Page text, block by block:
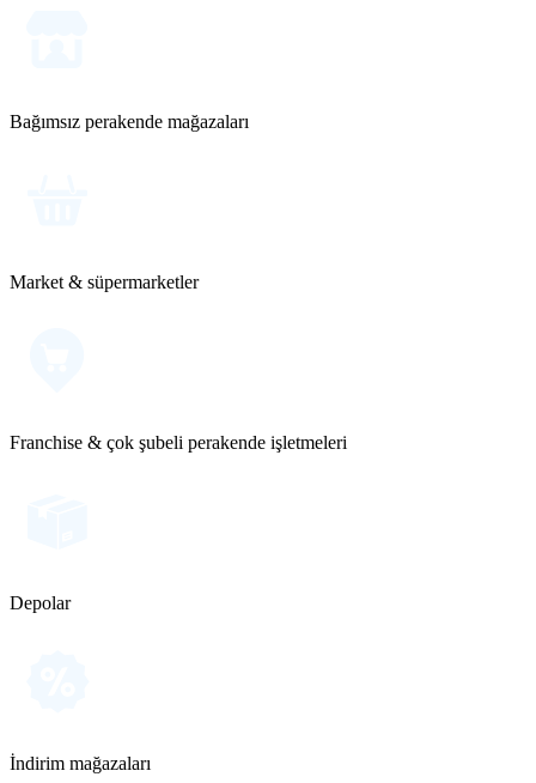
Bağımsız perakende mağazaları
Market & süpermarketler
Franchise & çok şubeli perakende işletmeleri
Depolar
İndirim mağazaları